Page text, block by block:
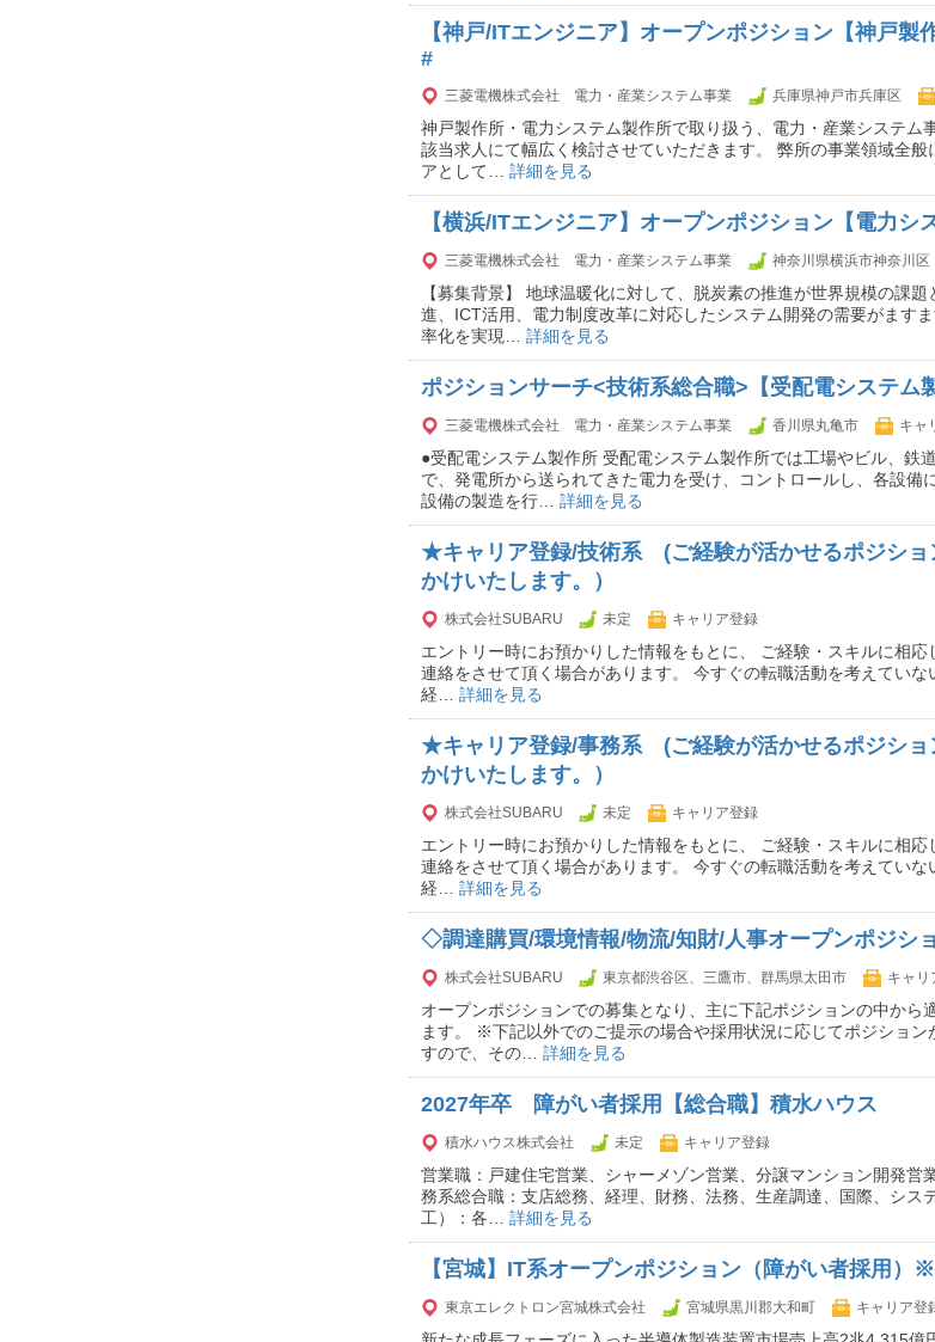
【神戸/ITエンジニア】オープンポジション【神戸製
#
三菱電機株式会社 電力・産業システム事業 兵庫県神戸市兵庫区
神戸製作所・電力システム製作所で取り扱う、電力・産業システム
該当求人にて幅広く検討させていただきます。 弊所の事業領域全
アとして… 詳細を見る
【横浜/ITエンジニア】オープンポジション【電力シ
三菱電機株式会社 電力・産業システム事業 神奈川県横浜市神奈川区
【募集背景】 地球温暖化に対して、脱炭素の推進が世界規模の課
進、ICT活用、電力制度改革に対応したシステム開発の需要がます
率化を実現… 詳細を見る
ポジションサーチ<技術系総合職>【受配電システム
三菱電機株式会社 電力・産業システム事業 香川県丸亀市 キャ
●受配電システム製作所 受配電システム製作所では工場やビル、鉄
で、発電所から送られてきた電力を受け、コントロールし、各設備
設備の製造を行… 詳細を見る
★キャリア登録/技術系 (ご経験が活かせるポジショ
かけいたします。）
株式会社SUBARU 未定 キャリア登録
エントリー時にお預かりした情報をもとに、 ご経験・スキルに相
連絡をさせて頂く場合があります。 今すぐの転職活動を考えてい
経… 詳細を見る
★キャリア登録/事務系 (ご経験が活かせるポジショ
かけいたします。）
株式会社SUBARU 未定 キャリア登録
エントリー時にお預かりした情報をもとに、 ご経験・スキルに相
連絡をさせて頂く場合があります。 今すぐの転職活動を考えてい
経… 詳細を見る
◇調達購買/環境情報/物流/知財/人事オープンポジシ
株式会社SUBARU 東京都渋谷区、三鷹市、群馬県太田市 キャリ
オープンポジションでの募集となり、主に下記ポジションの中から
ます。 ※下記以外でのご提示の場合や採用状況に応じてポジション
すので、その… 詳細を見る
2027年卒 障がい者採用【総合職】積水ハウス
積水ハウス株式会社 未定 キャリア登録
営業職：戸建住宅営業、シャーメゾン営業、分譲マンション開発営
務系総合職：支店総務、経理、財務、法務、生産調達、国際、シス
工）：各… 詳細を見る
【宮城】IT系オープンポジション（障がい者採用）
東京エレクトロン宮城株式会社 宮城県黒川郡大和町 キャリア登